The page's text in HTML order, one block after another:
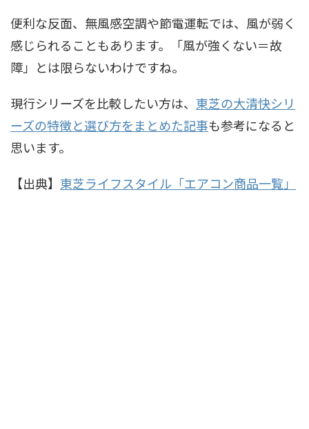
便利な反面、無風感空調や節電運転では、風が弱く
感じられることもあります。「風が強くない＝故
障」とは限らないわけですね。
現行シリーズを比較したい方は、 東芝の大清快シリ
ーズの特徴と選び方をまとめた記事も参考になると
思います。
【出典】 東芝ライフスタイル「エアコン商品一覧」